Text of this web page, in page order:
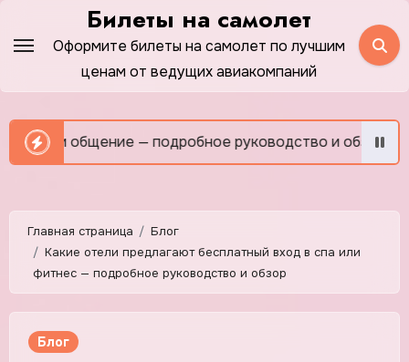
Билеты на самолет
Оформите билеты на самолет по лучшим
ценам от ведущих авиакомпаний
— подробное руководство и обзор Как
Главная страница
Блог
Какие отели предлагают бесплатный вход в спа или
фитнес — подробное руководство и обзор
Блог